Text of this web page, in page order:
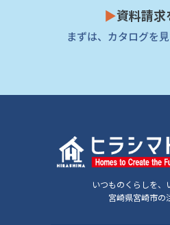
▶資料請求
まずは、カタログを
いつものくらしを、
宮崎県宮崎市の